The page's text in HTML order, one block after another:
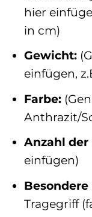
hier
in cm)
Gewicht:
einfügen,
Farbe:
Anthrazit/
Anzahl der
einfügen)
Tragegriff